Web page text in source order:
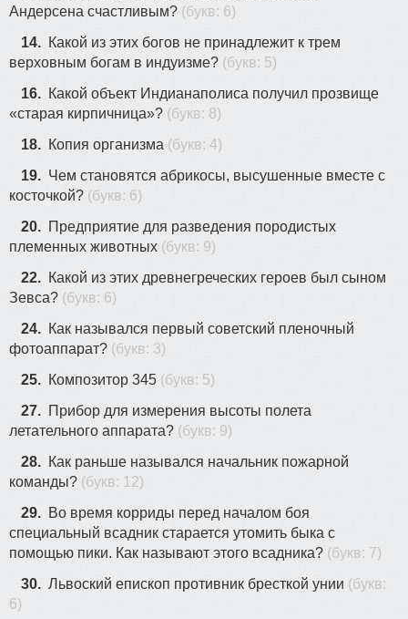
Андерсена счастливым? (букв: 6)
14. Какой из этих богов не принадлежит к трем
верховным богам в индуизме? (букв: 5)
16. Какой объект Индианаполиса получил прозвище
«старая кирпичница»? (букв: 8)
18. Копия организма (букв: 4)
19. Чем становятся абрикосы, высушенные вместе с
косточкой? (букв: 6)
20. Предприятие для разведения породистых
племенных животных (букв: 9)
22. Какой из этих древнегреческих героев был сыном
Зевса? (букв: 6)
24. Как назывался первый советский пленочный
фотоаппарат? (букв: 3)
25. Композитор 345 (букв: 5)
27. Прибор для измерения высоты полета
летательного аппарата? (букв: 9)
28. Как раньше назывался начальник пожарной
команды? (букв: 12)
29. Во время корриды перед началом боя
специальный всадник старается утомить быка с
помощью пики. Как называют этого всадника? (букв: 7)
30. Львоский епископ противник бресткой унии (букв:
6)